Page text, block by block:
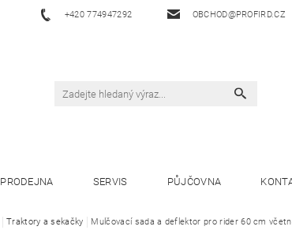
+420 774947292 OBCHOD@PROFIRD.CZ
PRODEJNA SERVIS PŮJČOVNA
Traktory a sekačky Mulčovací sada a deflektor pro rider 60 cm